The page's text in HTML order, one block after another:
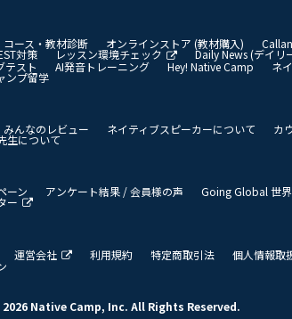
コース・教材診断 オンラインストア (教材購入)
対策 レッスン環境チェック
Daily News (デイリ
テスト
AI発音トレーニング Hey! Native Camp ネ
ンプ留学
みんなのレビュー ネイティブスピーカーについて カ
生について
ーン アンケート結果 / 会員様の声 Going Global 世
ー
運営会社 利用規約 特定商取引法 個人情報取
Native Camp, Inc. All Rights Reserved.